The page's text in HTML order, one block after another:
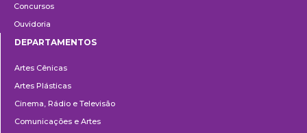
Concursos
Ouvidoria
DEPARTAMENTOS
Artes Cênicas
Artes Plásticas
Cinema, Rádio e Televisão
Comunicações e Artes